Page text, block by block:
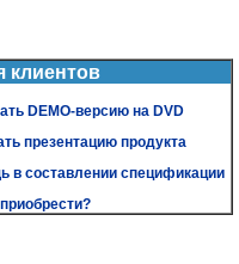
клиентов
DEMO-версию на DVD
презентацию продукта
в составлении спецификации
приобрести?